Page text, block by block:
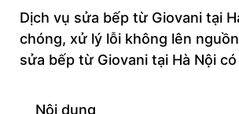
Dịch vụ sửa bếp từ Giovani tại
chóng, xử lý lỗi không lên
sửa bếp từ Giovani tại Hà Nội
Nội dung